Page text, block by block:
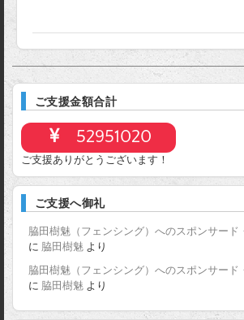
ご支援金額合計
52951020
ご支援ありがとうございます！
ご支援へ御礼
脇田樹魅（フェンシング）へのスポンサード
に 脇田樹魅 より
脇田樹魅（フェンシング）へのスポンサード
に 脇田樹魅 より